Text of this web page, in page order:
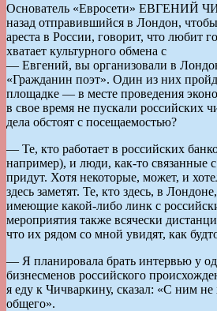
Основатель «Евросети» ЕВГЕНИЙ
назад отправившийся в Лондон,
ареста в России, говорит, что любит
хватает культурного обмена с
— Евгений, вы организовали в
«Гражданин поэт». Один из них
площадке — в месте проведения
в свое время не пускали россий­ских
дела об­стоят с посе­щаемостью?
— Те, кто работает в россий­ских
например), и люди, как-то связанные
придут. Хотя некоторые, может, и
здесь заметят. Те, кто здесь, в
имеющие какой-либо линк с
мероприятия также всячески
что их рядом со мной увидят, как
— Я планировала брать интервью у
бизнесменов российского
я еду к Чичваркину, сказал: «С ним не
общего».